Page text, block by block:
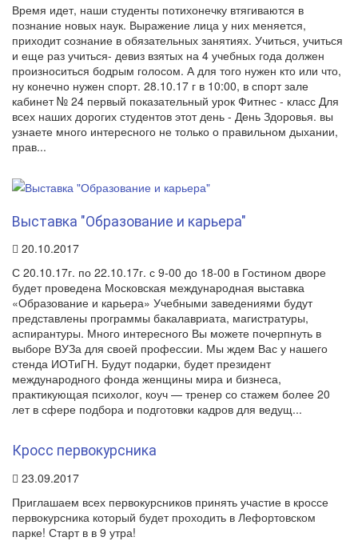
Время идет, наши студенты потихонечку втягиваются в
познание новых наук. Выражение лица у них меняется,
приходит сознание в обязательных занятиях. Учиться, учиться
и еще раз учиться- девиз взятых на 4 учебных года должен
произноситься бодрым голосом. А для того нужен кто или что,
ну конечно нужен спорт. 28.10.17 г в 10:00, в спорт зале
кабинет № 24 первый показательный урок Фитнес - класс Для
всех наших дорогих студентов этот день - День Здоровья. вы
узнаете много интересного не только о правильном дыхании,
прав...
Выставка "Образование и карьера"
20.10.2017
С 20.10.17г. по 22.10.17г. с 9-00 до 18-00 в Гостином дворе
будет проведена Московская международная выставка
«Образование и карьера» Учебными заведениями будут
представлены программы бакалавриата, магистратуры,
аспирантуры. Много интересного Вы можете почерпнуть в
выборе ВУЗа для своей профессии. Мы ждем Вас у нашего
стенда ИОТиГН. Будут подарки, будет президент
международного фонда женщины мира и бизнеса,
практикующая психолог, коуч — тренер со стажем более 20
лет в сфере подбора и подготовки кадров для ведущ...
Кросс первокурсника
23.09.2017
Приглашаем всех первокурсников принять участие в кроссе
первокурсника который будет проходить в Лефортовском
парке! Старт в в 9 утра!